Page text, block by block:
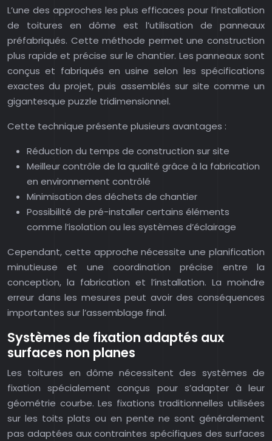
L’une des approches les plus efficaces pour l’installation
de toitures en dôme est l’utilisation de panneaux
préfabriqués. Cette méthode permet une construction
plus rapide et précise sur le chantier. Les panneaux sont
conçus et fabriqués en usine selon les spécifications
exactes du projet, puis assemblés sur site comme un
gigantesque puzzle tridimensionnel.
Cette technique présente plusieurs avantages :
Réduction du temps de construction sur site
Meilleur contrôle de la qualité grâce à la fabrication
en environnement contrôlé
Minimisation des déchets de chantier
Possibilité de pré-installer certains éléments
comme l’isolation ou les systèmes d’éclairage
Cependant, cette approche nécessite une planification
minutieuse et une coordination précise entre la
conception, la fabrication et l’installation. La moindre
erreur dans les mesures peut avoir des conséquences
importantes sur l’assemblage final.
Systèmes de fixation adaptés aux
surfaces non planes
Les toitures en dôme nécessitent des systèmes de
fixation spécialement conçus pour s’adapter à leur
géométrie courbe. Les fixations traditionnelles utilisées
sur les toits plats ou en pente ne sont généralement
pas adaptées aux contraintes spécifiques des surfaces